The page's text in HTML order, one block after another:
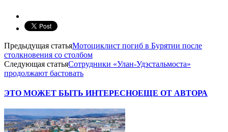
Предыдущая статьяМотоциклист погиб в Бурятии после
столкновения со столбом
Следующая статьяСотрудники «Улан-Удэстальмоста»
продолжают бастовать
ЭТО МОЖЕТ БЫТЬ ИНТЕРЕСНОЕЩЕ ОТ АВТОРА